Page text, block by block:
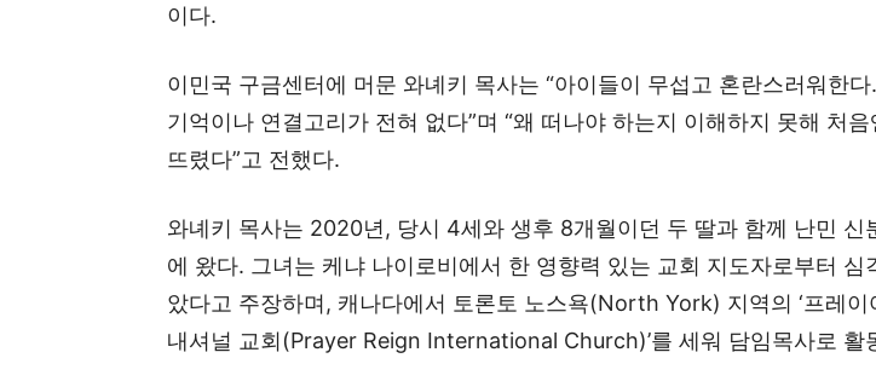
이다.
이민국 구금센터에 머문 와녜키 목사는 “아이들이 무섭고 혼란스러워한다
기억이나 연결고리가 전혀 없다”며 “왜 떠나야 하는지 이해하지 못해 처음
뜨렸다”고 전했다.
와녜키 목사는 2020년, 당시 4세와 생후 8개월이던 두 딸과 함께 난민 신
에 왔다. 그녀는 케냐 나이로비에서 한 영향력 있는 교회 지도자로부터 심
았다고 주장하며, 캐나다에서 토론토 노스욕(North York) 지역의 ‘프레이
내셔널 교회(Prayer Reign International Church)’를 세워 담임목사로 활